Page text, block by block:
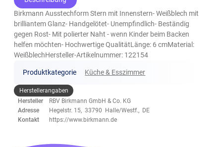
Birkmann Ausstechform Stern mit Innenstern- Weißblech mit
brilliantem Glanz- Handgelötet- Unempfindlich- Beständig
gegen Rost- Mit polierter Naht - wenn Kinder beim Backen
helfen möchten- Hochwertige QualitätLänge: 6 cmMaterial:
WeißblechHersteller-Artikelnummer: 122154
Produktkategorie Küche & Esszimmer
Herstellerangaben
Hersteller
RBV Birkmann GmbH & Co. KG
Adresse
Hegelstr. 15, 33790 Halle/Westf., DE
Kontakt
https://www.birkmann.de